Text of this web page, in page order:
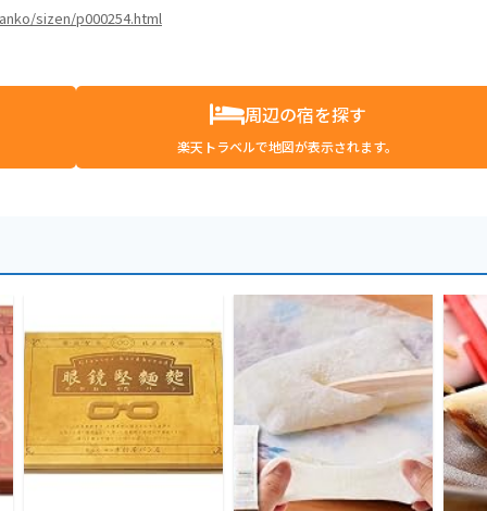
sizen/p000254.html
周辺の宿を探す
楽天トラベルで地図が表示されます。